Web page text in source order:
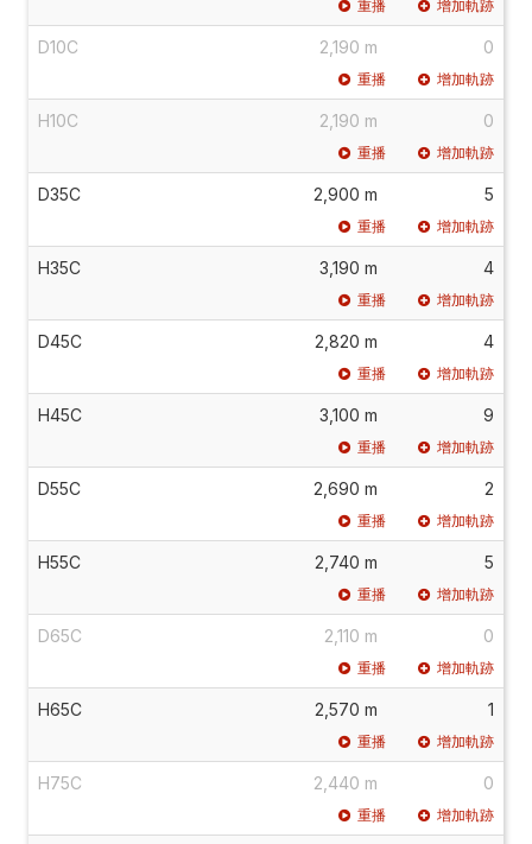
重播 增加軌跡
D10C 2,190 m 0
重播 增加軌跡
H10C 2,190 m 0
重播 增加軌跡
D35C 2,900 m 5
重播 增加軌跡
H35C 3,190 m 4
重播 增加軌跡
D45C 2,820 m 4
重播 增加軌跡
H45C 3,100 m 9
重播 增加軌跡
D55C 2,690 m 2
重播 增加軌跡
H55C 2,740 m 5
重播 增加軌跡
D65C 2,110 m 0
重播 增加軌跡
H65C 2,570 m 1
重播 增加軌跡
H75C 2,440 m 0
重播 增加軌跡